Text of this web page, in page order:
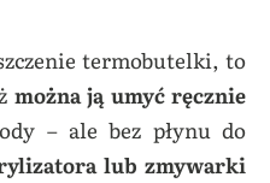
termobutelki, to
można ją umyć ręcznie
– ale bez płynu do
lub zmywarki